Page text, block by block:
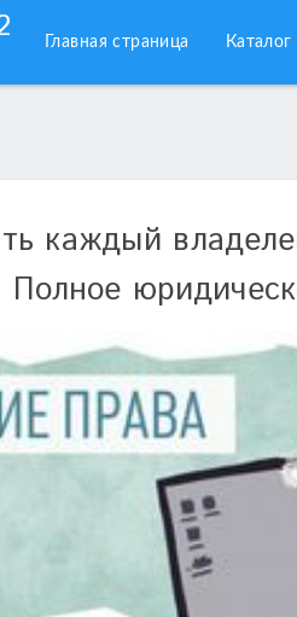
Главная страница
каждый
Полное